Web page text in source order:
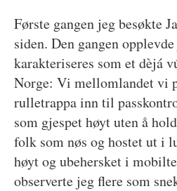
Første gangen jeg besøkte
siden. Den gangen
karakteriseres som et dèjá
Norge: Vi mellomlandet vi
rulletrappa inn til
som gjespet høyt uten å
folk som nøs og hostet ut i
høyt og ubehersket i
observerte jeg flere som